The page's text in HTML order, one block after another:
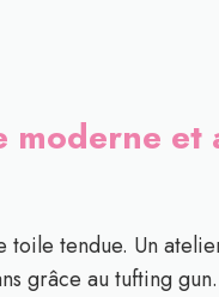
et
tendue. Un
grâce au tufting gun.